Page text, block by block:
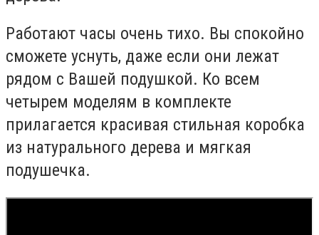
Работают часы очень тихо. Вы спокойно
сможете уснуть, даже если они лежат
рядом с Вашей подушкой. Ко всем
четырем моделям в комплекте
прилагается красивая стильная коробка
из натурального дерева и мягкая
подушечка.